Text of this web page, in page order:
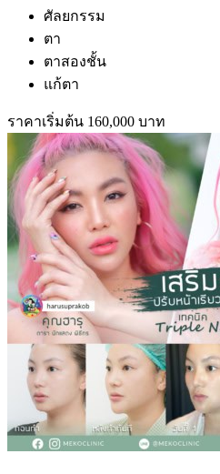
ศัลยกรรม
ตา
ตาสองชั้น
แก้ตา
ราคาเริ่มต้น 160,000 บาท